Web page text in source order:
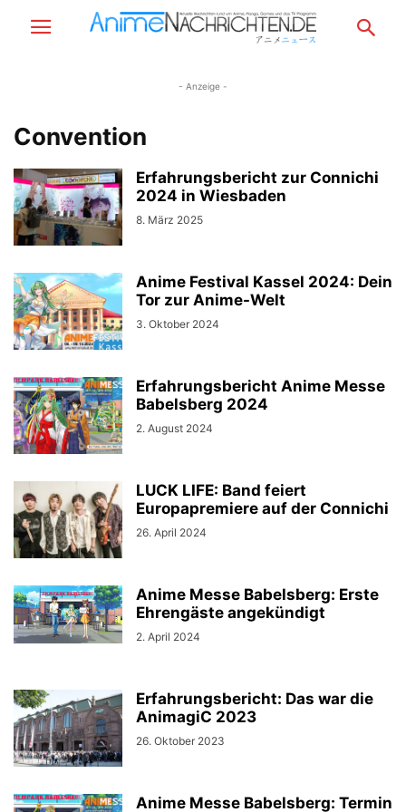
- Anzeige -
Convention
Erfahrungsbericht zur Connichi
2024 in Wiesbaden
8. März 2025
Anime Festival Kassel 2024: Dein
Tor zur Anime-Welt
3. Oktober 2024
Erfahrungsbericht Anime Messe
Babelsberg 2024
2. August 2024
LUCK LIFE: Band feiert
Europapremiere auf der Connichi
26. April 2024
Anime Messe Babelsberg: Erste
Ehrengäste angekündigt
2. April 2024
Erfahrungsbericht: Das war die
AnimagiC 2023
26. Oktober 2023
Anime Messe Babelsberg: Termin